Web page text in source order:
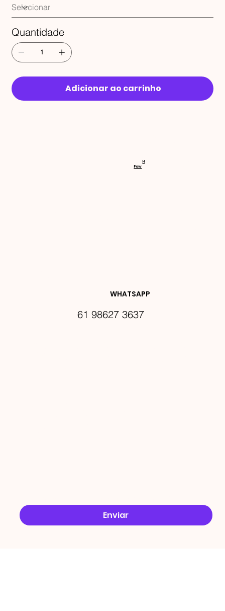
Quantidade
Adicionar ao carrinho
RECEBA
DES E
Enviar
WHATSAPP
61 98627 3637
Faw
H